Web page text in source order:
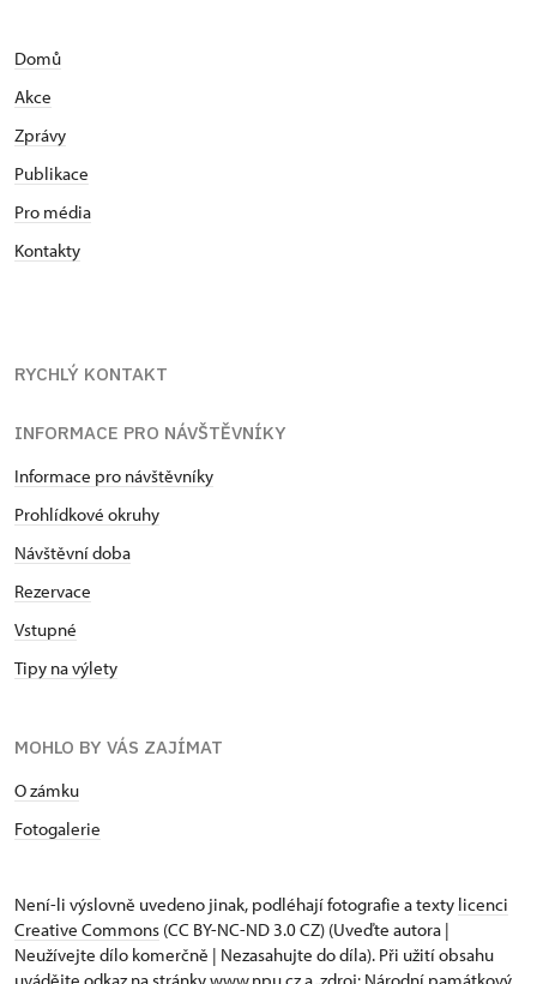
Domů
Akce
Zprávy
Publikace
Pro média
Kontakty
RYCHLÝ KONTAKT
INFORMACE PRO NÁVŠTĚVNÍKY
Informace pro návštěvníky
Prohlídkové okruhy
Návštěvní doba
Rezervace
Vstupné
Tipy na výlety
MOHLO BY VÁS ZAJÍMAT
O zámku
Fotogalerie
Není-li výslovně uvedeno jinak, podléhají fotografie a texty licenci
Creative Commons (CC BY-NC-ND 3.0 CZ) (Uveďte autora |
Neužívejte dílo komerčně | Nezasahujte do díla). Při užití obsahu